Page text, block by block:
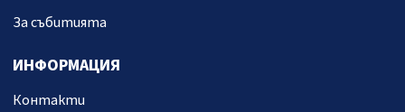
За събитията
ИНФОРМАЦИЯ
Контакти